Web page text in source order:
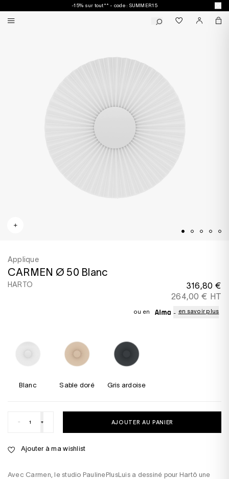
-15% sur tout** - code : SUMMER15
Applique
CARMEN Ø 50 Blanc
HARTO
316,80 €
264,00 € HT
ou en en savoir plus
Avec Carmen, le studio PaulinePlusLuis a dessiné pour Hartô une
Blanc Sable doré Gris ardoise
- + AJOUTER AU PANIER
Ajouter à ma wishlist